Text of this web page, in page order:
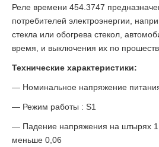
Реле времени 454.3747
потребителей электроэнергии,
стекла или обогрева стекол,
время, и выключения их по
Технические характеристики:
— Номинальное напряжение
— Режим работы : S1
— Падение напряжения на штырях 1
меньше 0,06